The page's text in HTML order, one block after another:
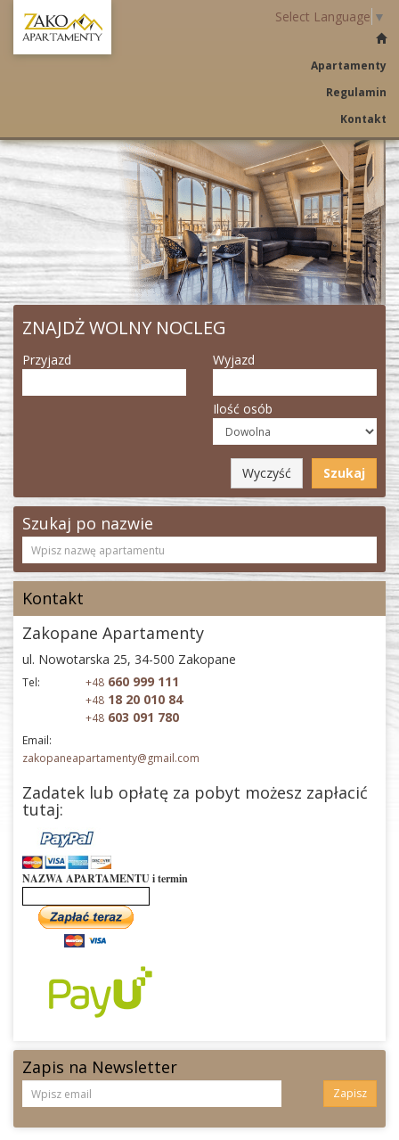
Select Language ▼
Apartamenty
Regulamin
Kontakt
ZNAJDŻ WOLNY NOCLEG
Przyjazd Wyjazd
Ilość osób
Szukaj
Wyczyść
Szukaj po nazwie
Kontakt
Zakopane Apartamenty
ul. Nowotarska 25, 34-500 Zakopane
Tel: +48 660 999 111
+48 18 20 010 84
+48 603 091 780
Email:
zakopaneapartamenty@gmail.com
Zadatek lub opłatę za pobyt możesz zapłacić
tutaj:
NAZWA APARTAMENTU i termin
Zapis na Newsletter
Zapisz